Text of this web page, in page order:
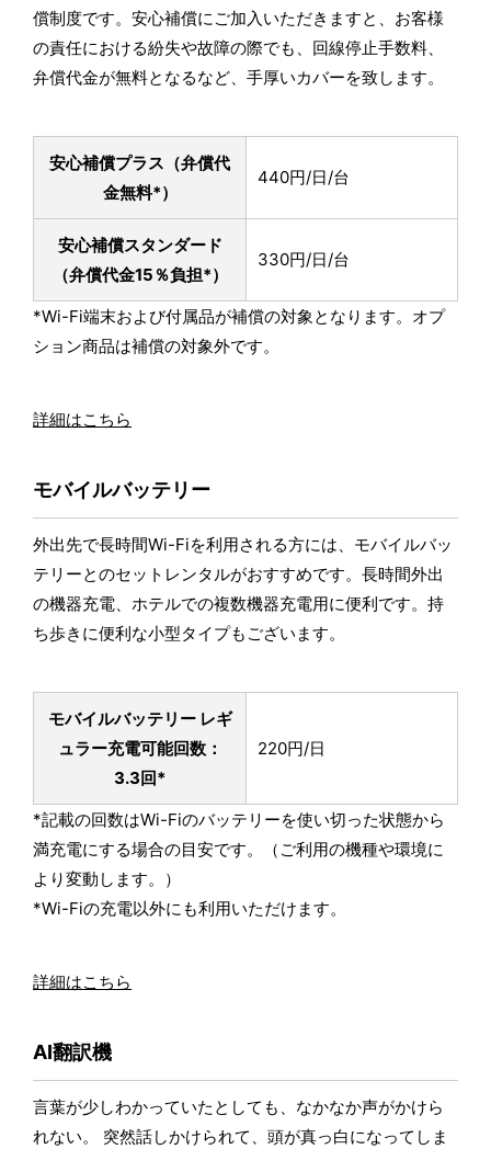
償制度です。安心補償にご加入いただきますと、お客様
の責任における紛失や故障の際でも、回線停止手数料、
弁償代金が無料となるなど、手厚いカバーを致します。
安心補償プラス （弁償代
金無料*）
440円/日/台
安心補償スタンダード
（弁償代金15％負担*）
330円/日/台
*Wi-Fi端末および付属品が補償の対象となります。オプ
ション商品は補償の対象外です。
詳細はこちら
モバイルバッテリー
外出先で長時間Wi-Fiを利用される方には、モバイルバッ
テリーとのセットレンタルがおすすめです。長時間外出
の機器充電、ホテルでの複数機器充電用に便利です。持
ち歩きに便利な小型タイプもございます。
モバイルバッテリー レギ
ュラー充電可能回数：
3.3回*
220円/日
*記載の回数はWi-Fiのバッテリーを使い切った状態から
満充電にする場合の目安です。（ご利用の機種や環境に
より変動します。）
*Wi-Fiの充電以外にも利用いただけます。
詳細はこちら
AI翻訳機
言葉が少しわかっていたとしても、なかなか声がかけら
れない。 突然話しかけられて、頭が真っ白になってしま